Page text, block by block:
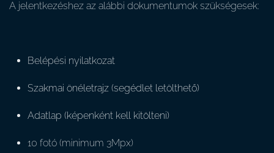
A jelentkezéshez az alábbi dokumentumok szükségesek:
Belépési nyilatkozat
Szakmai önéletrajz (segédlet letölthető)
Adatlap (képenként kell kitölteni)
10 fotó (minimum 3Mpx)